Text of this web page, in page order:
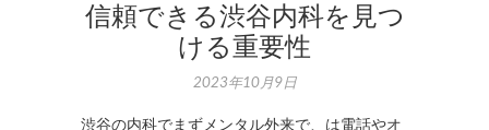
信頼できる渋谷内科を見つ
ける重要性
2023年10月9日
渋谷の内科でまずメンタル外来で、は電話やオ